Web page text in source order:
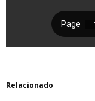
Relacionado